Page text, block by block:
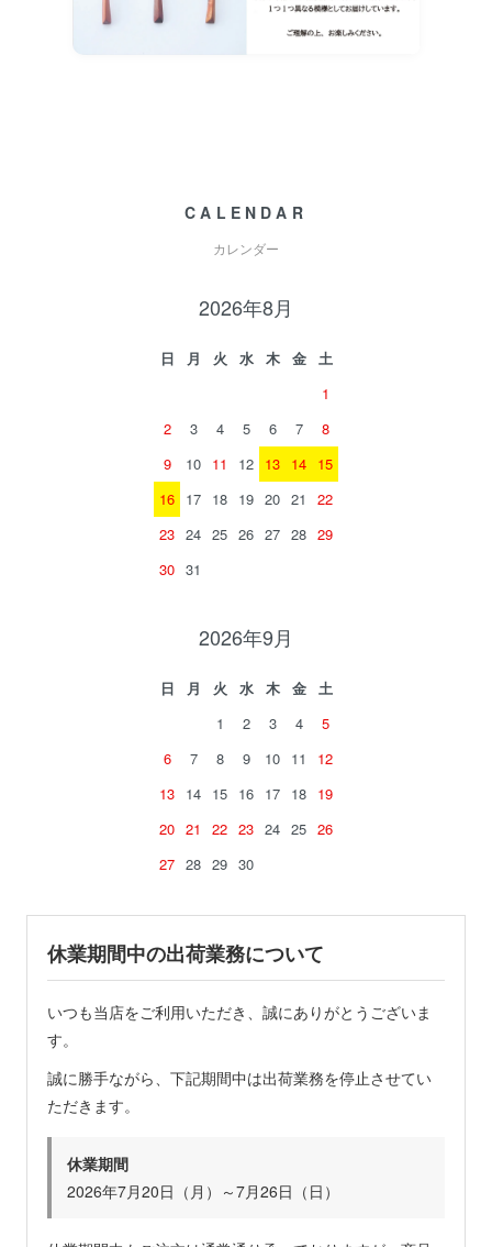
CALENDAR
カレンダー
2026年8月
日 月 火 水 木 金
土
1
2
3 4 5 6 7
8
9
10 11 12 13 14 15
16 17 18 19 20 21
22
23 24 25 26 27 28 29
30 31
2026年9月
日 月 火 水 木 金
土
1
2 3 4
5
6
7 8 9 10 11
12
13 14 15 16 17 18 19
20 21 22 23 24 25 26
27 28 29 30
休業期間中の出荷業務について
いつも当店をご利用いただき、誠にありがとうございま
す。
誠に勝手ながら、下記期間中は出荷業務を停止させてい
ただきます。
休業期間
2026年7月20日（月）～7月26日（日）